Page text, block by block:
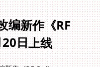
编新作《RF
日上线